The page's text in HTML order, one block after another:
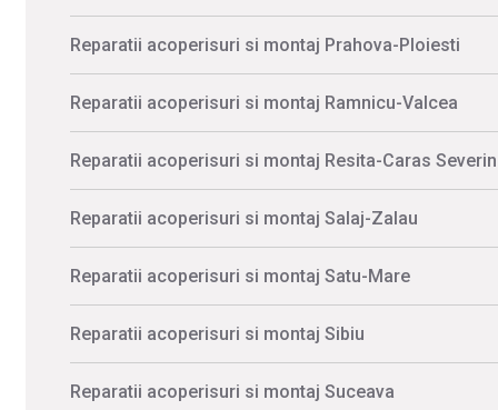
Reparatii acoperisuri si montaj Prahova-Ploiesti
Reparatii acoperisuri si montaj Ramnicu-Valcea
Reparatii acoperisuri si montaj Resita-Caras Severin
Reparatii acoperisuri si montaj Salaj-Zalau
Reparatii acoperisuri si montaj Satu-Mare
Reparatii acoperisuri si montaj Sibiu
Reparatii acoperisuri si montaj Suceava